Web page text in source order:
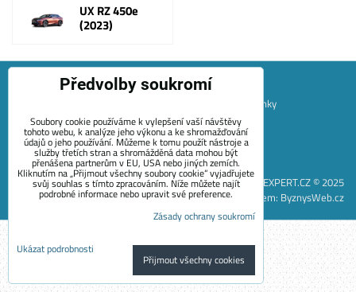
UX RZ 450e
(2023)
Platební podmínky
Záruční podmínky EVECUBE
Doprava a vrácení zboží
+420 722 689 252
Kontakt O nás
Blog
Předvolby soukromí
Zásady ochrany soukromí
EVEXPERT.CZ © 2025
Vytvořeno systémem: ByznysWeb.cz
Předvolby soukromí
Soubory cookie používáme k vylepšení vaší návštěvy
tohoto webu, k analýze jeho výkonu a ke shromažďování
údajů o jeho používání. Můžeme k tomu použít nástroje a
služby třetích stran a shromážděná data mohou být
přenášena partnerům v EU, USA nebo jiných zemích.
Kliknutím na „Přijmout všechny soubory cookie“ vyjadřujete
svůj souhlas s tímto zpracováním. Níže můžete najít
podrobné informace nebo upravit své preference.
Zásady ochrany soukromí
Ukázat podrobnosti
Přijmout všechny cookies